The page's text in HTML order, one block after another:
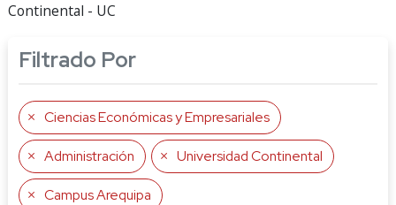
Continental - UC
Filtrado Por
Ciencias Económicas y Empresariales
Administración Universidad Continental
Campus Arequipa